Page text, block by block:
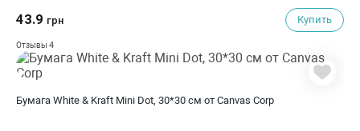
43.9 грн Купить
Отзывы 4
Бумага White & Kraft Mini Dot, 30*30 см от Canvas Corp